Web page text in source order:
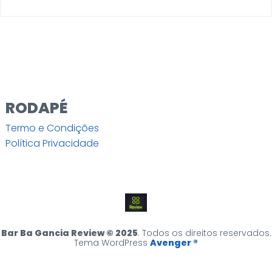
RODAPÉ
Termo e Condições
Política Privacidade
Bar Ba Gancia Review © 2025. Todos os direitos reservados.
Tema WordPress Avenger ®